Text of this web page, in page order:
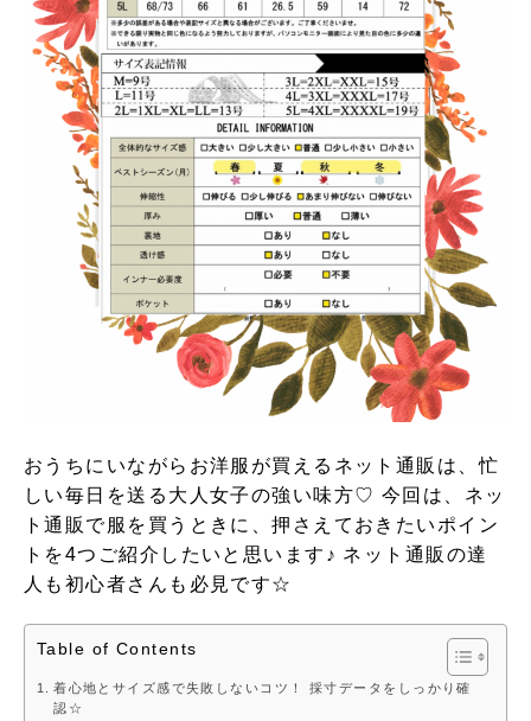
おうちにいながらお洋服が買えるネット通販は、忙
しい毎日を送る大人女子の強い味方♡ 今回は、ネッ
ト通販で服を買うときに、押さえておきたいポイン
トを4つご紹介したいと思います♪ ネット通販の達
人も初心者さんも必見です☆
Table of Contents
着心地とサイズ感で失敗しないコツ！ 採寸データをしっかり確
認☆